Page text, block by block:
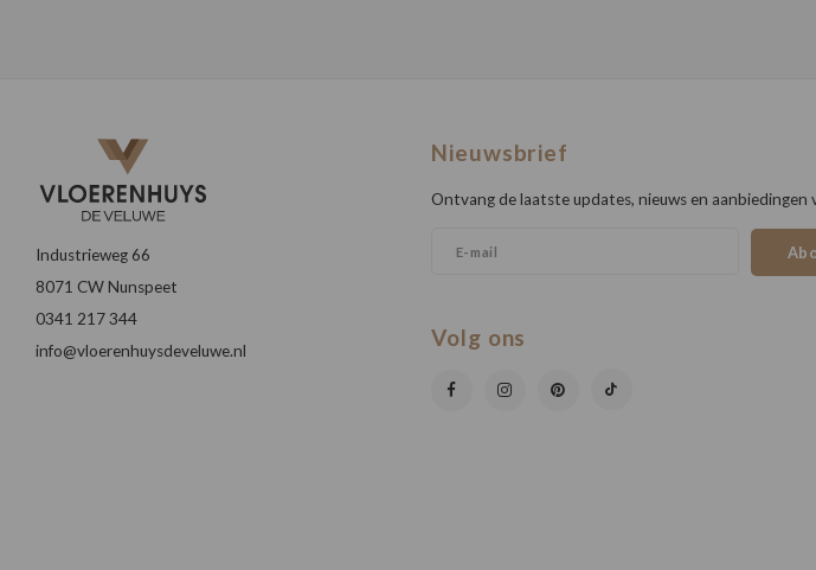
Industrieweg 66
8071 CW Nunspeet
0341 217 344
info@vloerenhuysdeveluwe.nl
Nieuwsbrief
Ontvang de laatste updates, nieuws en aanbiedingen
Volg ons